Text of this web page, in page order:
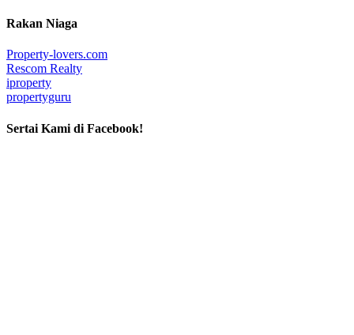
Rakan Niaga
Property-lovers.com
Rescom Realty
iproperty
propertyguru
Sertai Kami di Facebook!